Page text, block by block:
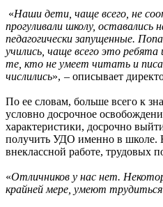
«Наши дети, чаще всего, не
прогуливали школу, оставались
педагогически запущенные.
учились, чаще всего это
те, кто не умеет читать и
числились», – описывает
По ее словам, больше всего к
условно досрочное
характеристики, досрочно
получить УДО именно в школе.
внеклассной работе, трудовых
«Отличников у нас нет.
крайней мере, умеют трудиться